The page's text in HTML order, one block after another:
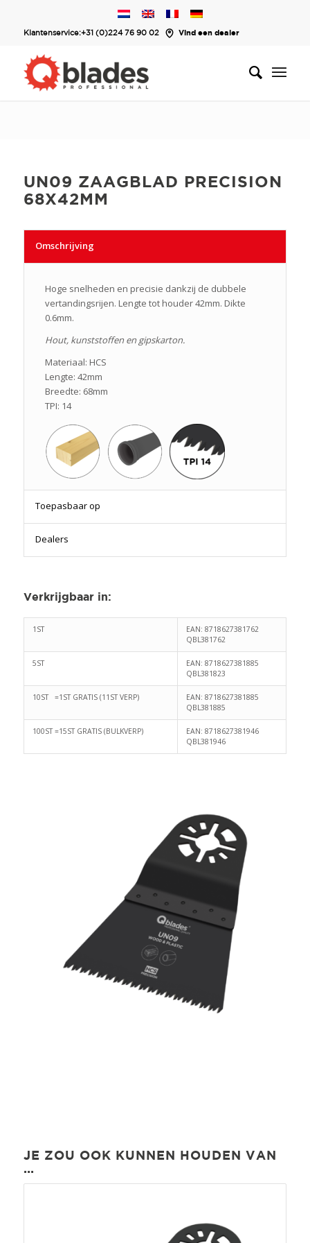
Klantenservice:+31 (0)224 76 90 02 Vind een dealer
UN09 ZAAGBLAD PRECISION
68X42MM
Omschrijving
Hoge snelheden en precisie dankzij de dubbele
vertandingsrijen. Lengte tot houder 42mm. Dikte
0.6mm.
Hout, kunststoffen en gipskarton.
Materiaal: HCS
Lengte: 42mm
Breedte: 68mm
TPI: 14
Toepasbaar op
Dealers
Verkrijgbaar in:
1ST
EAN: 8718627381762
QBL381762
5ST
EAN: 8718627381885
QBL381823
10ST =1ST GRATIS (11ST VERP)
EAN: 8718627381885
QBL381885
100ST =15ST GRATIS (BULKVERP)
EAN: 8718627381946
QBL381946
JE ZOU OOK KUNNEN HOUDEN VAN
…